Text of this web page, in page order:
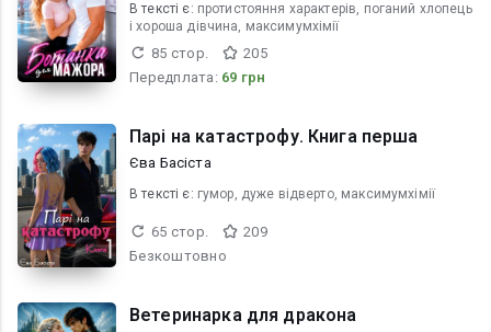
В текcті є: протистояння характерів, поганий хлопець
і хороша дівчина, максимумхімії
85 стор.
205
Передплата: 69 грн
Парі на катастрофу. Книга перша
Єва Басіста
В текcті є: гумор, дуже відверто, максимумхімії
65 стор.
209
Безкоштовно
Ветеринарка для дракона